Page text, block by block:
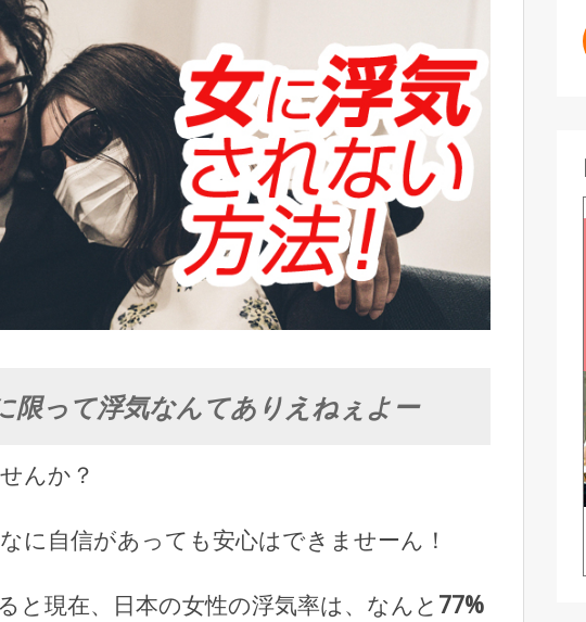
限って浮気なんてありえねぇよー
んか？
に自信があっても安心はできませーん！
と現在、日本の女性の浮気率は、なんと 77%